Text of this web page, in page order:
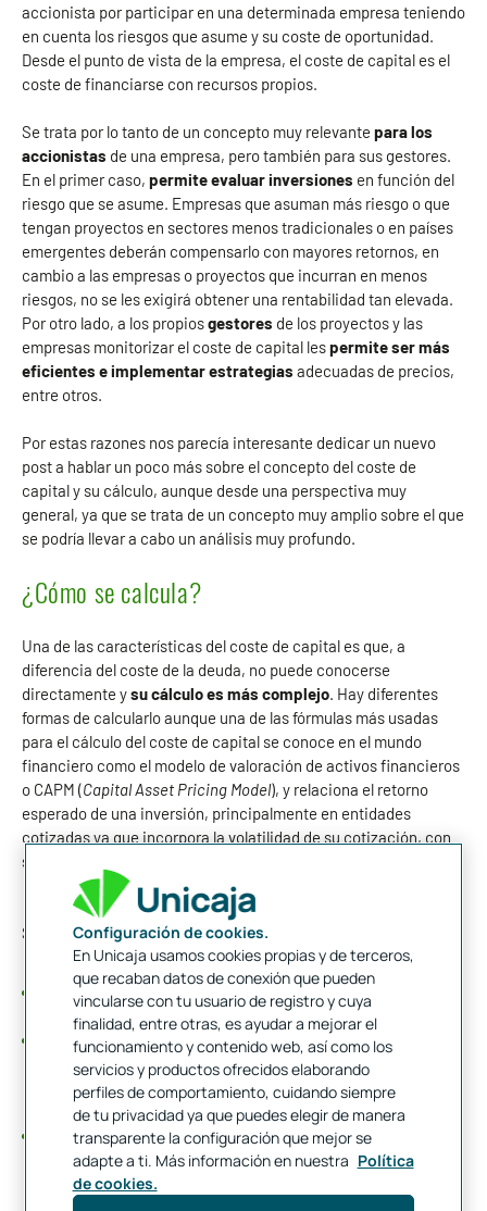
accionista por participar en una determinada empresa teniendo
en cuenta los riesgos que asume y su coste de oportunidad.
Desde el punto de vista de la empresa, el coste de capital es el
coste de financiarse con recursos propios.
Se trata por lo tanto de un concepto muy relevante para los
accionistas de una empresa, pero también para sus gestores.
En el primer caso, permite evaluar inversiones en función del
riesgo que se asume. Empresas que asuman más riesgo o que
tengan proyectos en sectores menos tradicionales o en países
emergentes deberán compensarlo con mayores retornos, en
cambio a las empresas o proyectos que incurran en menos
riesgos, no se les exigirá obtener una rentabilidad tan elevada.
Por otro lado, a los propiosgestores de los proyectos y las
empresas monitorizar el coste de capital lespermite ser más
eficientes e implementar estrategias adecuadas de precios,
entre otros.
Por estas razones nos parecía interesante dedicar un nuevo
post a hablar un poco más sobre el concepto del coste de
capital y su cálculo, aunque desde una perspectiva muy
general, ya que se trata de un concepto muy amplio sobre el que
se podría llevar a cabo un análisis muy profundo.
¿Cómo se calcula?
Una de las características del coste de capital es que, a
diferencia del coste de la deuda, no puede conocerse
directamente ysu cálculo es más complejo. Hay diferentes
formas de calcularlo aunque una de las fórmulas más usadas
para el cálculo del coste de capital se conoce en el mundo
financiero como el modelo de valoración de activos financieros
o CAPM (Capital Asset Pricing Model), y relaciona el retorno
esperado de una inversión, principalmente en entidades
cotizadas ya que incorpora la volatilidad de su cotización, con
su riesgo asociado. La
COE = R
Siendo:
Rf = Prima libre de riesgo, sería por ejemplo la tasa de interés
sin riesgo de la deuda pública
b = Beta, que mide la volatilidad. En el caso de entidades
cotizadas, sería el indicador que mide la volatilidad de las
acciones de la empresa relativa a la volatilidad del mercado
en general
(Rm - Rf) = Prima de riesgo, que sería la prima exigida por el
inversor, en este caso de renta variable, por asumir más
riesgo que el activo libre de riesgo, normalmente la renta fija.
Configuración de cookies.
En Unicaja usamos cookies propias y de terceros,
que recaban datos de conexión que pueden
vincularse con tu usuario de registro y cuya
finalidad, entre otras, es ayudar a mejorar el
funcionamiento y contenido web, así como los
servicios y productos ofrecidos elaborando
perfiles de comportamiento, cuidando siempre
de tu privacidad ya que puedes elegir de manera
transparente la configuración que mejor se
adapte a ti. Más información en nuestra Política
de cookies.